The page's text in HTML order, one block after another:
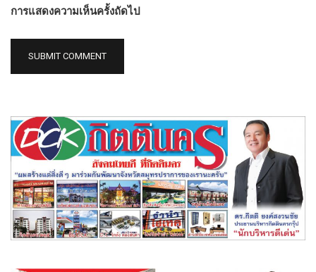
การแสดงความเห็นครั้งถัดไป